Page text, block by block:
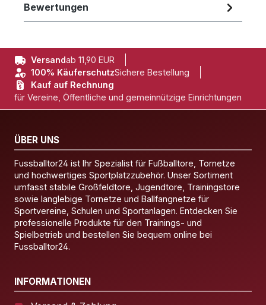
Bewertungen
Versandab 11,90 EUR
100% KäuferschutzSichere Bestellung
Kauf auf Rechnung
für Vereine, Öffentliche und gemeinnützige Einrichtungen
ÜBER UNS
Fussballtor24 ist Ihr Spezialist für Fußballtore, Tornetze
und hochwertiges Sportplatzzubehör. Unser Sortiment
umfasst stabile Großfeldtore, Jugendtore, Trainingstore
sowie langlebige Tornetze und Ballfangnetze für
Sportvereine, Schulen und Sportanlagen. Entdecken Sie
professionelle Produkte für den Trainings- und
Spielbetrieb und bestellen Sie bequem online bei
Fussballtor24.
INFORMATIONEN